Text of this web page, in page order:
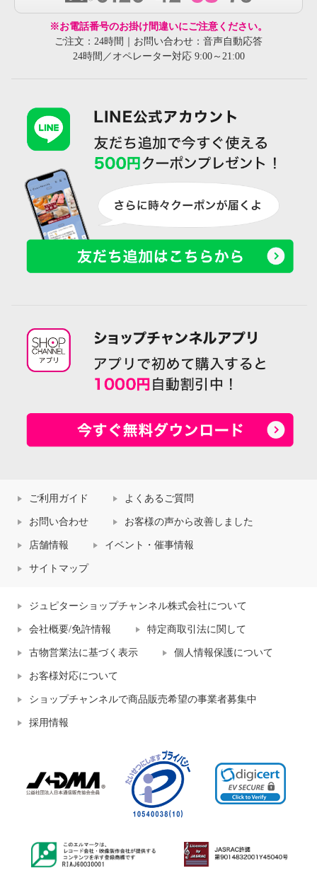
※お電話番号のお掛け間違いにご注意ください。
ご注文：24時間｜お問い合わせ：音声自動応答
24時間／オペレーター対応 9:00～21:00
ご利用ガイド よくあるご質問
お問い合わせ お客様の声から改善しました
店舗情報 イベント・催事情報
サイトマップ
ジュピターショップチャンネル株式会社について
会社概要/免許情報 特定商取引法に関して
古物営業法に基づく表示 個人情報保護について
お客様対応について
ショップチャンネルで商品販売希望の事業者募集中
採用情報